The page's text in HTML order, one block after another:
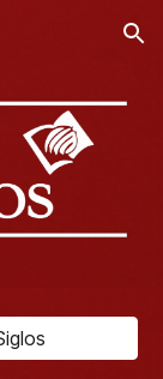
Skip to navigation